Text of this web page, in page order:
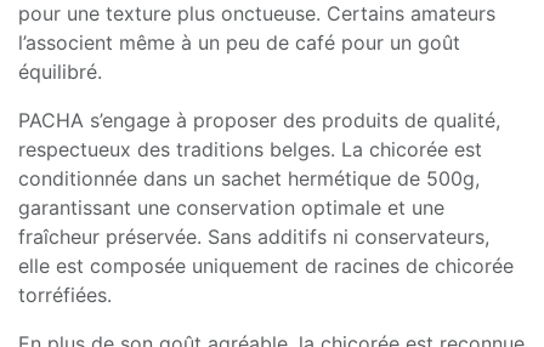
pour une texture plus onctueuse. Certains amateurs
l’associent même à un peu de café pour un goût
équilibré.
PACHA s’engage à proposer des produits de qualité,
respectueux des traditions belges. La chicorée est
conditionnée dans un sachet hermétique de 500g,
garantissant une conservation optimale et une
fraîcheur préservée. Sans additifs ni conservateurs,
elle est composée uniquement de racines de chicorée
torréfiées.